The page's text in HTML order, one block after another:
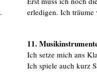
erledigen. Ich träume
11.
Ich setze mich ans
Ich spiele auch kurz